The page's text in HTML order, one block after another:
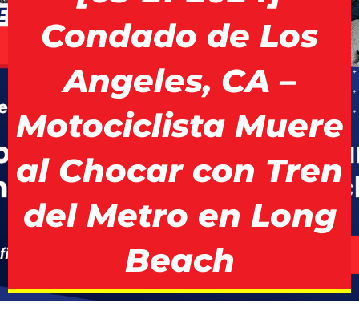
Condado de Los
Angeles, CA –
Motociclista Muere
al Chocar con Tren
del Metro en Long
Beach